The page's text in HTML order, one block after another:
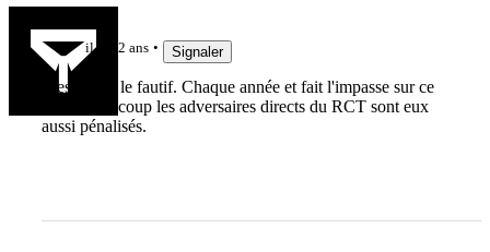
il y a 2 ans Signaler
C'est Mola le fautif. Chaque année et fait l'impasse sur ce
match. Du coup les adversaires directs du RCT sont eux
aussi pénalisés.